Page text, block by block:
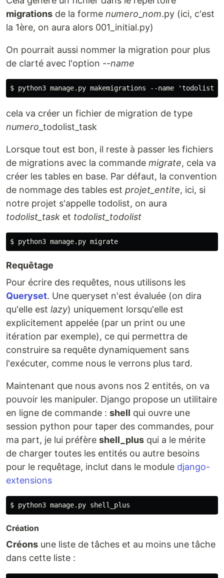
migrations de la forme numero nom.py (ici, c'est
la 1ère, on aura alors 001_initial.py)
On pourrait aussi nommer la migration pour plus
de clarté avec l'option --name
cela va créer un fichier de migration de type
numero _todolist_task
Lorsque tout est bon, il reste à passer les fichiers
de migrations avec la commande migrate, cela va
créer les tables en base. Par défaut, la convention
de nommage des tables est projet_entite, ici, si
notre projet s'appelle todolist, on aura
todolist_task et todolist_todolist
Requêtage
Pour écrire des requêtes, nous utilisons les
Queryset. Une queryset n'est évaluée (on dira
qu'elle est lazy) uniquement lorsqu'elle est
explicitement appelée (par un print ou une
itération par exemple), ce qui permettra de
construire sa requête dynamiquement sans
l'exécuter, comme nous le verrons plus tard.
Maintenant que nous avons nos 2 entités, on va
pouvoir les manipuler. Django propose un utilitaire
en ligne de commande : shell qui ouvre une
session python pour taper des commandes, pour
ma part, je lui préfère shell_plus qui a le mérite
de charger toutes les entités ou autre besoins
pour le requêtage, inclut dans le module django-
extensions
Création
Créons une liste de tâches et au moins une tâche
dans cette liste :